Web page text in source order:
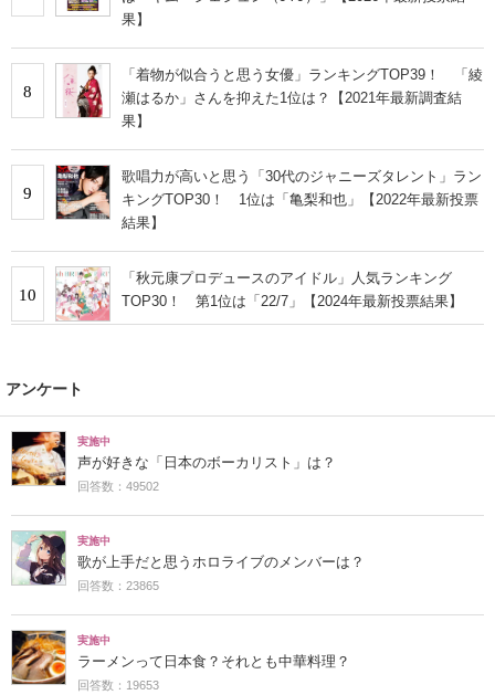
果】
8
「着物が似合うと思う女優」ランキングTOP39！ 「綾
瀬はるか」さんを抑えた1位は？【2021年最新調査結
果】
9
歌唱力が高いと思う「30代のジャニーズタレント」ラン
キングTOP30！ 1位は「亀梨和也」【2022年最新投票
結果】
10
「秋元康プロデュースのアイドル」人気ランキング
TOP30！ 第1位は「22/7」【2024年最新投票結果】
アンケート
実施中
声が好きな「日本のボーカリスト」は？
回答数：49502
実施中
歌が上手だと思うホロライブのメンバーは？
回答数：23865
実施中
ラーメンって日本食？それとも中華料理？
回答数：19653